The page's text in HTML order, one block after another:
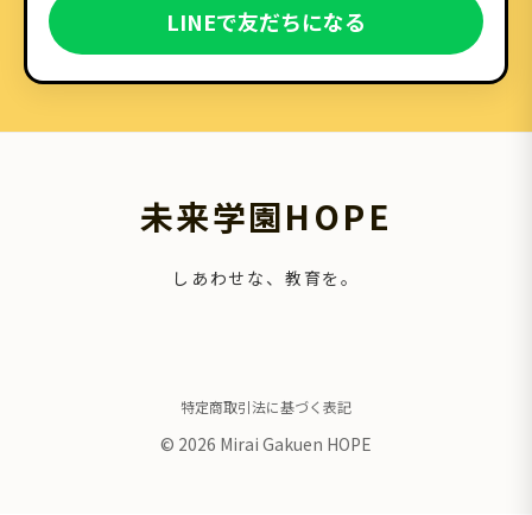
LINEで友だちになる
未来学園HOPE
しあわせな、教育を。
特定商取引法に基づく表記
© 2026 Mirai Gakuen HOPE